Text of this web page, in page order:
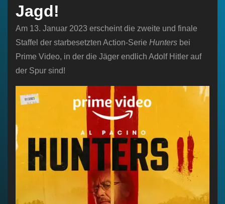
Jagd!
Am 13. Januar 2023 erscheint die zweite und finale
Staffel der starbesetzten Action-Serie Hunters bei
Prime Video, in der die Jäger endlich Adolf Hitler auf
der Spur sind!